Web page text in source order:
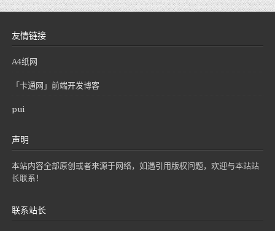
友情链接
A4纸网
「卡通网」前端开发博客
pui
声明
本站内容全部原创或者来源于网络，如遇引用版权问题，欢迎与本站站
长联系！
联系站长